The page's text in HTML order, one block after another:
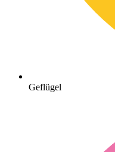
Geflügel